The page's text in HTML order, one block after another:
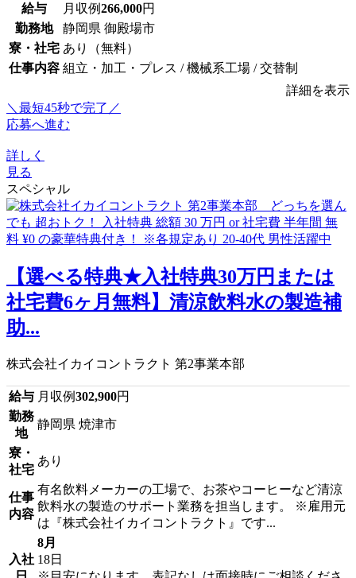
給与 月収例266,000円
勤務地
静岡県 御殿場市
寮・社宅 あり（無料）
仕事内容 組立・加工・プレス / 機械系工場 / 交替制
詳細を表示
＼最短45秒で完了／
応募へ進む
詳しく
見る
スペシャル
【選べる特典★入社特典30万円または
社宅費6ヶ月無料】清涼飲料水の製造補
助...
株式会社イカイコントラクト 第2事業本部
給与 月収例302,900円
勤務
地
静岡県 焼津市
寮・
社宅
あり
仕事
内容
有名飲料メーカーの工場で、お茶やコーヒーなど清涼
飲料水の製造のサポート業務を担当します。 ※雇用元
は『株式会社イカイコントラクト』です...
入社
8月
18日